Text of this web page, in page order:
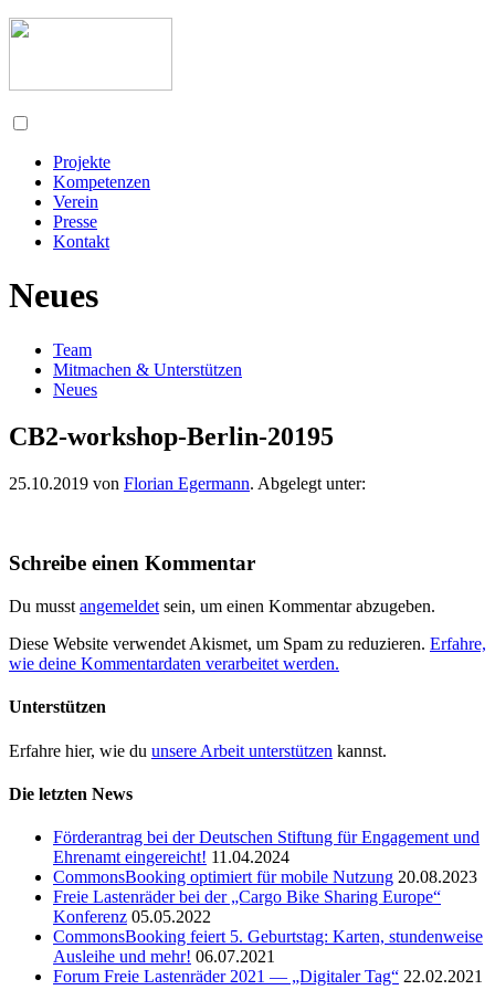
Projekte
Kompetenzen
Verein
Presse
Kontakt
Neues
Team
Mitmachen & Unterstützen
Neues
CB2-workshop-Berlin-20195
25.10.2019 von Florian Egermann. Abgelegt unter:
Schreibe einen Kommentar
Du musst angemeldet sein, um einen Kommentar abzugeben.
Diese Website verwendet Akismet, um Spam zu reduzieren. Erfahre,
wie deine Kommentardaten verarbeitet werden.
Unterstützen
Erfahre hier, wie du unsere Arbeit unterstützen kannst.
Die letzten News
Förderantrag bei der Deutschen Stiftung für Engagement und
Ehrenamt eingereicht! 11.04.2024
CommonsBooking optimiert für mobile Nutzung 20.08.2023
Freie Lastenräder bei der „Cargo Bike Sharing Europe“
Konferenz 05.05.2022
CommonsBooking feiert 5. Geburtstag: Karten, stundenweise
Ausleihe und mehr! 06.07.2021
Forum Freie Lastenräder 2021 — „Digitaler Tag“ 22.02.2021